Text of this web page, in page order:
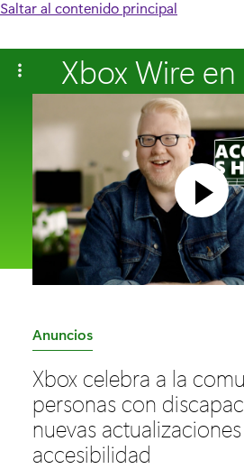
Saltar al contenido principal
Xbox Wire en
C
t
e
g
o
Anuncios
Xbox celebra a la
personas con
nuevas
accesibilidad